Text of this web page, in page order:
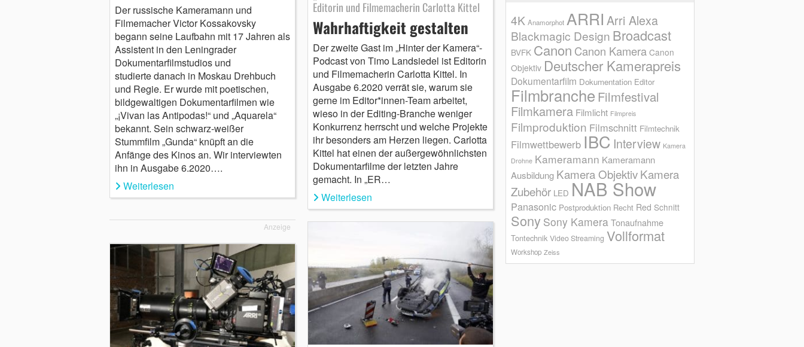
Der russische Kameramann und
Filmemacher Victor Kossakovsky
begann seine Laufbahn mit 17 Jahren als
Assistent in den Leningrader
Dokumentarfilmstudios und
studierte danach in Moskau Drehbuch
und Regie. Er wurde mit poetischen,
bildgewaltigen Dokumentarfilmen wie
„¡Vivan las Antipodas!“ und „Aquarela“
bekannt. Sein schwarz-weißer
Stummfilm „Gunda“ knüpft an die
Anfänge des Kinos an. Wir interviewten
ihn in Ausgabe 6.2020….
Weiterlesen
Anzeige
Editorin und Filmemacherin Carlotta Kittel
Wahrhaftigkeit gestalten
Der zweite Gast im „Hinter der Kamera“-
Podcast von Timo Landsiedel ist Editorin
und Filmemacherin Carlotta Kittel. In
Ausgabe 6.2020 verrät sie, warum sie
gerne im Editor*innen-Team arbeitet,
wieso in der Editing-Branche weniger
Konkurrenz herrscht und welche Projekte
ihr besonders am Herzen liegen. Carlotta
Kittel hat einen der außergewöhnlichsten
Dokumentarfilme der letzten Jahre
gemacht. In „ER…
Weiterlesen
4K Anamorphot ARRI Arri Alexa
Blackmagic Design Broadcast
BVFK Canon Canon Kamera Canon
Objektiv Deutscher Kamerapreis
Dokumentarfilm Dokumentation Editor
Filmbranche Filmfestival
Filmkamera Filmlicht Filmpreis
Filmproduktion Filmschnitt Filmtechnik
Filmwettbewerb IBC Interview Kamera
Drohne Kameramann Kameramann
Ausbildung Kamera ObjektivKamera
Zubehör LED NAB Show
Panasonic Postproduktion Recht Red Schnitt
Sony Sony KameraTonaufnahme
Tontechnik Video Streaming Vollformat
Workshop Zeiss